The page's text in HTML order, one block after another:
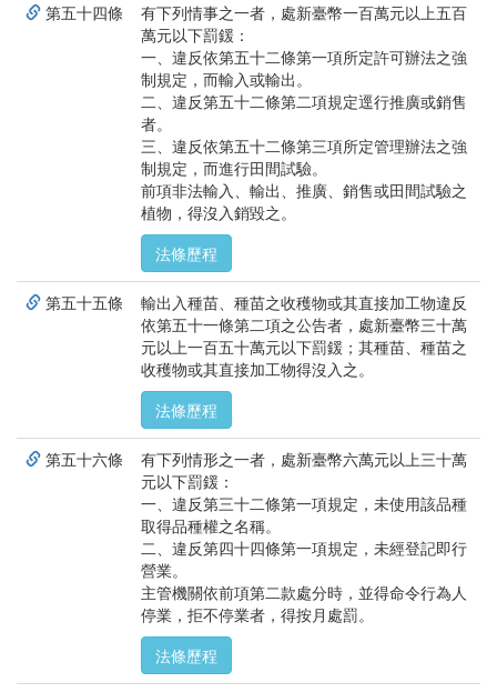
第五十四條
有下列情事之一者，處新臺幣一百萬元以上五百
萬元以下罰鍰：
一、違反依第五十二條第一項所定許可辦法之強
制規定，而輸入或輸出。
二、違反第五十二條第二項規定逕行推廣或銷售
者。
三、違反依第五十二條第三項所定管理辦法之強
制規定，而進行田間試驗。
前項非法輸入、輸出、推廣、銷售或田間試驗之
植物，得沒入銷毀之。
法條歷程
第五十五條
輸出入種苗、種苗之收穫物或其直接加工物違反
依第五十一條第二項之公告者，處新臺幣三十萬
元以上一百五十萬元以下罰鍰；其種苗、種苗之
收穫物或其直接加工物得沒入之。
法條歷程
第五十六條
有下列情形之一者，處新臺幣六萬元以上三十萬
元以下罰鍰：
一、違反第三十二條第一項規定，未使用該品種
取得品種權之名稱。
二、違反第四十四條第一項規定，未經登記即行
營業。
主管機關依前項第二款處分時，並得命令行為人
停業，拒不停業者，得按月處罰。
法條歷程